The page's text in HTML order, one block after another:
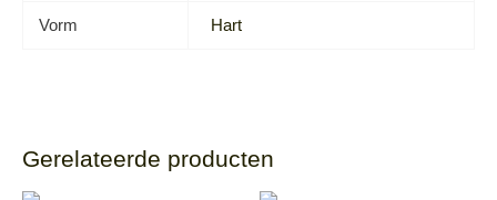
Vorm Hart
Gerelateerde producten